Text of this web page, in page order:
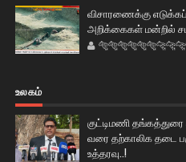
விசாரணைக்கு
அறிக்கைகள் மன்றில்
உலகம்
குட்டிமணி
வரை தற்காலிக தடை
உத்தரவு..!